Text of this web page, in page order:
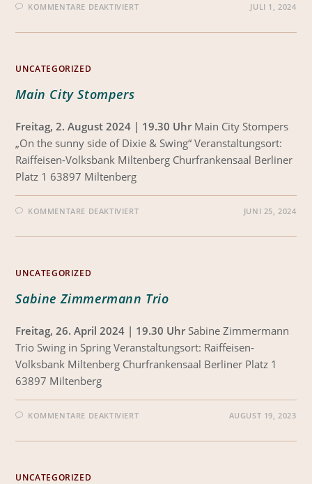
KOMMENTARE DEAKTIVIERT JULI 1, 2024
UNCATEGORIZED
Main City Stompers
Freitag, 2. August 2024 | 19.30 Uhr Main City Stompers
„On the sunny side of Dixie & Swing“ Veranstaltungsort:
Raiffeisen-Volksbank Miltenberg Churfrankensaal Berliner
Platz 1 63897 Miltenberg
KOMMENTARE DEAKTIVIERT JUNI 25, 2024
UNCATEGORIZED
Sabine Zimmermann Trio
Freitag, 26. April 2024 | 19.30 Uhr Sabine Zimmermann
Trio Swing in Spring Veranstaltungsort: Raiffeisen-
Volksbank Miltenberg Churfrankensaal Berliner Platz 1
63897 Miltenberg
KOMMENTARE DEAKTIVIERT AUGUST 19, 2023
UNCATEGORIZED